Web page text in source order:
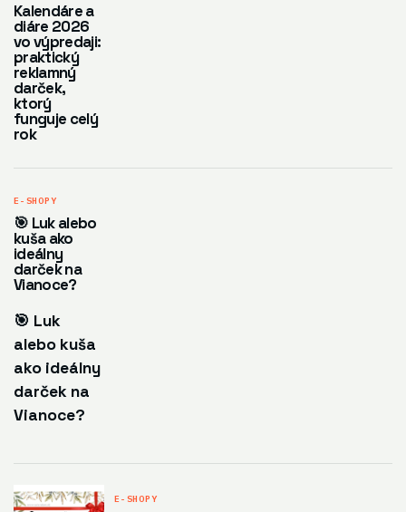
Kalendáre a
diáre 2026
vo výpredaji:
praktický
reklamný
darček,
ktorý
funguje celý
rok
E-SHOPY
🎯 Luk alebo
kuša ako
ideálny
darček na
Vianoce?
🎯 Luk
alebo kuša
ako ideálny
darček na
Vianoce?
E-SHOPY